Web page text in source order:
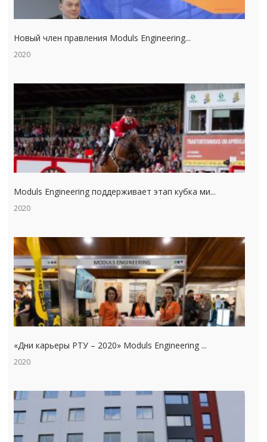
Новый член правления Moduls Engineering...
2020
Moduls Engineering поддерживает этап кубка ми...
2020
«Дни карьеры РТУ – 2020» Moduls Engineering ...
2020